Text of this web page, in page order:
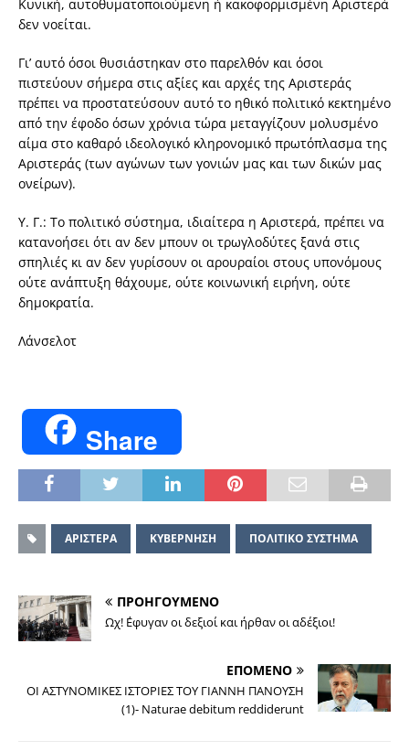
Κυνική, αυτοθυματοποιούμενη ή κακοφορμισμένη Αριστερά
δεν νοείται.
Γι’ αυτό όσοι θυσιάστηκαν στο παρελθόν και όσοι
πιστεύουν σήμερα στις αξίες και αρχές της Αριστεράς
πρέπει να προστατεύσουν αυτό το ηθικό πολιτικό κεκτημένο
από την έφοδο όσων χρόνια τώρα μεταγγίζουν μολυσμένο
αίμα στο καθαρό ιδεολογικό κληρονομικό πρωτόπλασμα της
Αριστεράς (των αγώνων των γονιών μας και των δικών μας
ονείρων).
Υ. Γ.: Το πολιτικό σύστημα, ιδιαίτερα η Αριστερά, πρέπει να
κατανοήσει ότι αν δεν μπουν οι τρωγλοδύτες ξανά στις
σπηλιές κι αν δεν γυρίσουν οι αρουραίοι στους υπονόμους
ούτε ανάπτυξη θάχουμε, ούτε κοινωνική ειρήνη, ούτε
δημοκρατία.
Λάνσελοτ
Share
ΑΡΙΣΤΕΡΑ ΚΥΒΕΡΝΗΣΗ ΠΟΛΙΤΙΚΟ ΣΥΣΤΗΜΑ
ΠΡΟΗΓΟΥΜΕΝΟ
Ωχ! ΄Εφυγαν οι δεξιοί και ήρθαν οι αδέξιοι!
ΕΠΟΜΕΝΟ
ΟΙ ΑΣΤΥΝΟΜΙΚΕΣ ΙΣΤΟΡΙΕΣ ΤΟΥ ΓΙΑΝΝΗ ΠΑΝΟΥΣΗ
(1)- Naturae debitum reddiderunt